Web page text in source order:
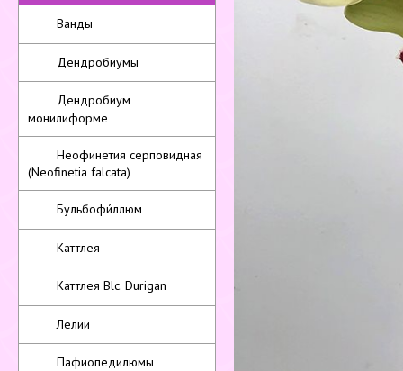
Ванды
Дендробиумы
Дендробиум
монилиформе
Неофинетия серповидная
(Neofinetia falcata)
Бульбофи́ллюм
Каттлея
Каттлея Blc. Durigan
Лелии
Пафиопедилюмы